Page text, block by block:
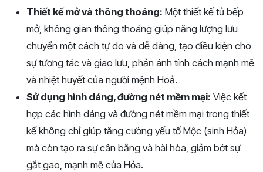
Thiết kế mở và thông thoáng: Một thiết kế tủ bếp
mở, không gian thông thoáng giúp năng lượng lưu
chuyển một cách tự do và dễ dàng, tạo điều kiện cho
sự tương tác và giao lưu, phản ánh tính cách mạnh mẽ
và nhiệt huyết của người mệnh Hoả.
Sử dụng hình dáng, đường nét mềm mại: Việc kết
hợp các hình dáng và đường nét mềm mại trong thiết
kế không chỉ giúp tăng cường yếu tố Mộc (sinh Hỏa)
mà còn tạo ra sự cân bằng và hài hòa, giảm bớt sự
gắt gao, mạnh mẽ của Hỏa.